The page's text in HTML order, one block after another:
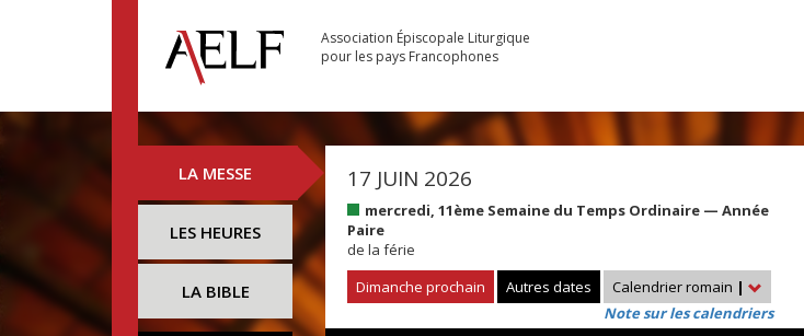
Association Épiscopale Liturgique
pour les pays Francophones
LA MESSE
LES HEURES
LA BIBLE
17 JUIN 2026
mercredi, 11ème Semaine du Temps Ordinaire — Année
Paire
de la férie
Dimanche prochain
Autres dates Calendrier romain |
Note sur les calendriers